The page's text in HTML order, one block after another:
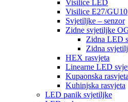
Visilice LED
Visilice E27/GU10
Svjetiljke – senzor
Zidne svjetiljke
Zidna LED
Zidna
HEX rasvjeta
Linearne LED
Kupaonska rasvjeta
Kuhinjska rasvjeta
LED panik svjetiljke